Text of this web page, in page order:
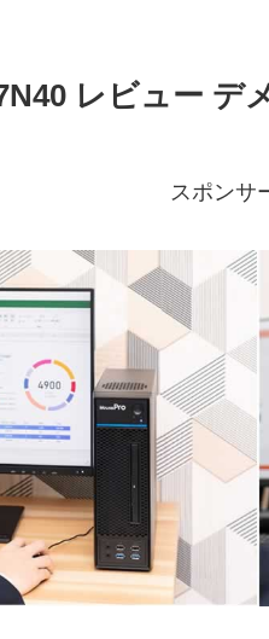
レビュー デ
スポンサ